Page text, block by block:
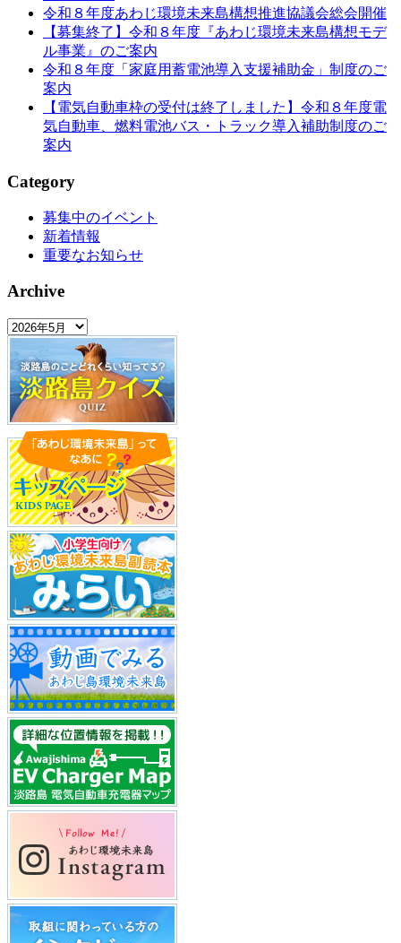
令和８年度あわじ環境未来島構想推進協議会総会開催
【募集終了】令和８年度『あわじ環境未来島構想モデ
ル事業』のご案内
令和８年度「家庭用蓄電池導入支援補助金」制度のご
案内
【電気自動車枠の受付は終了しました】令和８年度電
気自動車、燃料電池バス・トラック導入補助制度のご
案内
Category
募集中のイベント
新着情報
重要なお知らせ
Archive
Archive